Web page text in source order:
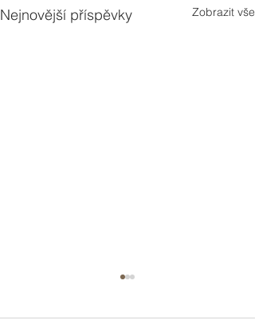
Nejnovější příspěvky Zobrazit vše